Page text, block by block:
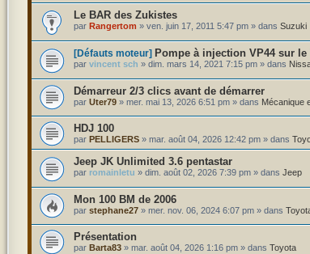
Le BAR des Zukistes
par Rangertom » ven. juin 17, 2011 5:47 pm» dans Suzuki
[Défauts moteur] Pompe à injection VP44 sur le
par vincent sch » dim. mars 14, 2021 7:15 pm» dans
Démarreur 2/3 clics avant de démarrer
par Uter79» mer. mai 13, 2026 6:51 pm» dans Mécanique
HDJ 100
par PELLIGERS» mar. août 04, 2026 12:42 pm» dans
Jeep JK Unlimited 3.6 pentastar
par romainletu » dim. août 02, 2026 7:39 pm» dans Jeep
Mon 100 BM de 2006
par stephane27» mer. nov. 06, 2024 6:07 pm» dans
Présentation
par Barta83» mar. août 04, 2026 1:16 pm» dans Toyota